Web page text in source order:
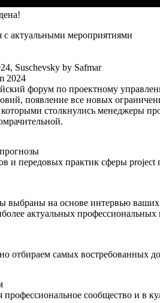
с актуальными мероприятиями
Suschevsky by Safmar
2024
форум по проектному
появление все новых
столкнулись менеджеры
и передовых практик сферы project
выбраны на основе интервью
актуальных
отбираем самых востребованных
профессиональное сообщество и в